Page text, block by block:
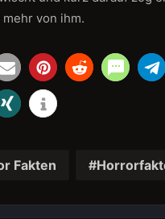
von ihm.
Fakten